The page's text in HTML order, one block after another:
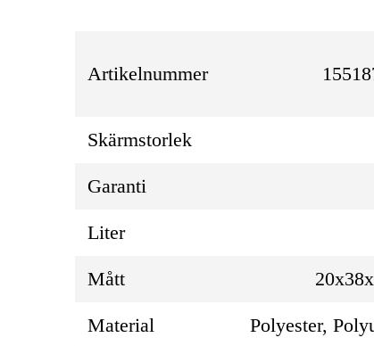
Artikelnummer
Skärmstorlek
Garanti
Liter
Mått
Material Polyester,